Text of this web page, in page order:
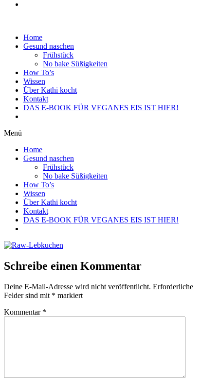
Home
Gesund naschen
Frühstück
No bake Süßigkeiten
How To’s
Wissen
Über Kathi kocht
Kontakt
DAS E-BOOK FÜR VEGANES EIS IST HIER!
Menü
Home
Gesund naschen
Frühstück
No bake Süßigkeiten
How To’s
Wissen
Über Kathi kocht
Kontakt
DAS E-BOOK FÜR VEGANES EIS IST HIER!
Schreibe einen Kommentar
Deine E-Mail-Adresse wird nicht veröffentlicht. Erforderliche
Felder sind mit * markiert
Kommentar *